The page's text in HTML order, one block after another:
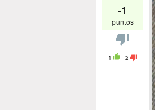
-1
puntos
1 2